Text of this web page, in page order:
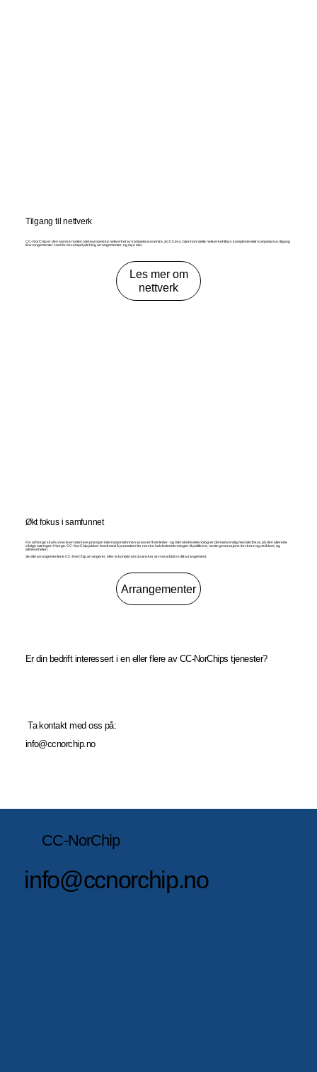
Ta kontakt med oss på:
info@ccnorchip.no
Tilgang til nettverk
CC-NorChip er den norske noden i det europeiske nettverket av kompetansesentre, aCCCess. Gjennom dette nettverket tilbys komplementær kompetanse, tilgang
til arrangementer som for eksempel pitching arrangementer, og mye mer.
Les mer om
nettverk
Økt fokus i samfunnet
For at Norge skal kunne ta en sterkere posisjon internasjonalt innen avansert halvleder- og mikrobrikketeknologi er det nødvendig med økt fokus på den allerede
viktige næringen i Norge. CC-NorChip jobber bredt med å promotere for norske halvlederteknologier til politikere, neste generasjons forskere og utviklere, og
allmennheten.
Se alle arrangementene CC-NorChip arrangerer, eller ta kontakt om du ønsker at vi skal bidra i ditt arrangement.
Arrangementer
Er din bedrift interessert i en eller flere av CC-NorChips tjenester?
CC-NorChip
info@ccnorchip.no